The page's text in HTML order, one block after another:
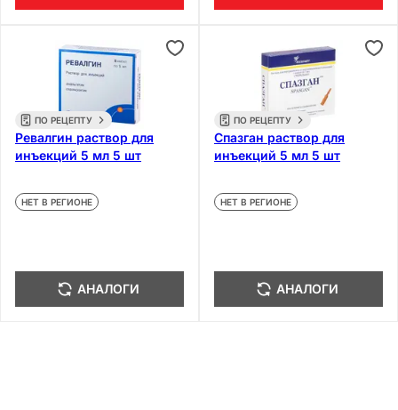
ПО РЕЦЕПТУ
Ревалгин раствор для
инъекций 5 мл 5 шт
НЕТ В РЕГИОНЕ
АНАЛОГИ
ПО РЕЦЕПТУ
Спазган раствор для
инъекций 5 мл 5 шт
НЕТ В РЕГИОНЕ
АНАЛОГИ